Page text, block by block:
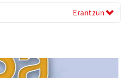
Erantzun